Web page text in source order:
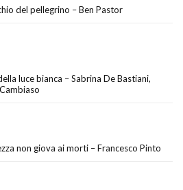
del pellegrino – Ben Pastor
luce bianca – Sabrina De Bastiani,
non giova ai morti – Francesco Pinto